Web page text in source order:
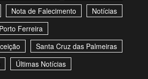
Nota de Falecimento
Notícias
Porto Ferreira
Santa Cruz das Palmeiras
Últimas Notícias